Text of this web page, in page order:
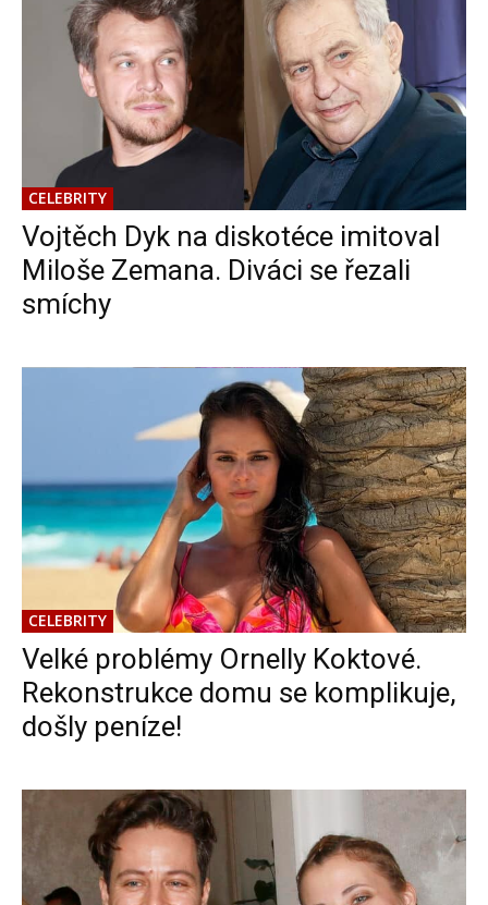
CELEBRITY
Vojtěch Dyk na diskotéce imitoval
Miloše Zemana. Diváci se řezali
smíchy
CELEBRITY
Velké problémy Ornelly Koktové.
Rekonstrukce domu se komplikuje,
došly peníze!